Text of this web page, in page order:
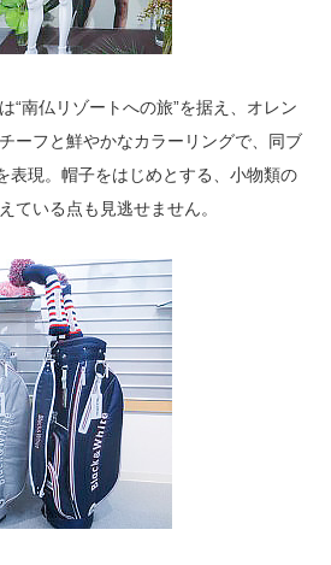
“南仏リゾートへの旅”を据え、オレン
ーフと鮮やかなカラーリングで、同ブ
表現。帽子をはじめとする、小物類の
ている点も見逃せません。